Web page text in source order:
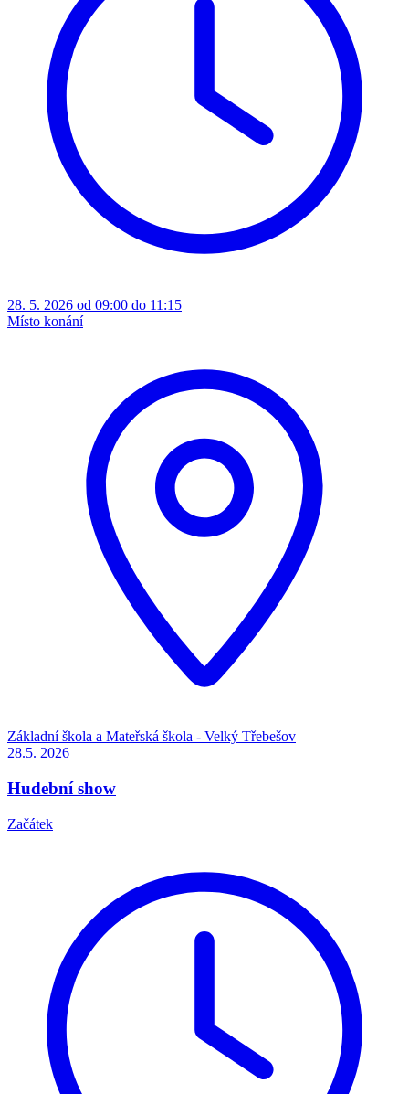
28. 5. 2026 od 09:00 do 11:15
Místo konání
Základní škola a Mateřská škola - Velký Třebešov
28.5. 2026
Hudební show
Začátek